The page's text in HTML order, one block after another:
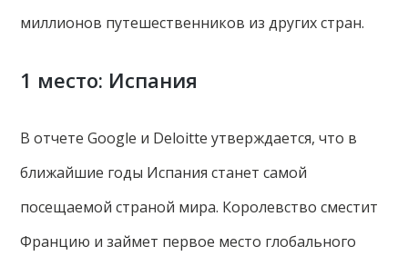
миллионов путешественников из других стран.
1 место: Испания
В отчете Google и Deloitte утверждается, что в
ближайшие годы Испания станет самой
посещаемой страной мира. Королевство сместит
Францию и займет первое место глобального